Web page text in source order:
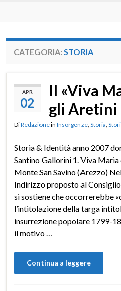
CATEGORIA: STORIA
APR
02
Il «Viva
gli Aretini
DiRedazionein Insorgenze, Storia
Storia & Identità anno 2007
Santino Gallorini 1. Viva Maria
Monte San Savino (Arezzo)
Indirizzo proposto al
si sostiene che occorrerebbe
l’intitolazione della targa
insurrezione popolare 1799-
il motivo …
Continua a leggere